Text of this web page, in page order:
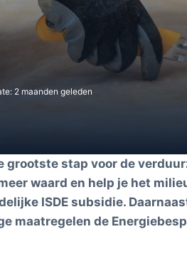
2 maanden geleden
grootste stap voor de
waard en help je het
ISDE subsidie.
maatregelen de